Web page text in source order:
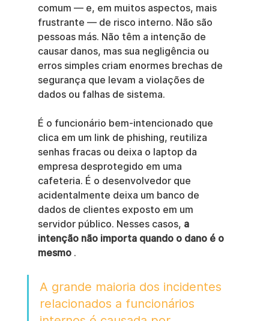
comum — e, em muitos aspectos, mais
frustrante — de risco interno. Não são
pessoas más. Não têm a intenção de
causar danos, mas sua negligência ou
erros simples criam enormes brechas de
segurança que levam a violações de
dados ou falhas de sistema.
É o funcionário bem-intencionado que
clica em um link de phishing, reutiliza
senhas fracas ou deixa o laptop da
empresa desprotegido em uma
cafeteria. É o desenvolvedor que
acidentalmente deixa um banco de
dados de clientes exposto em um
servidor público. Nesses casos, a
intenção não importa quando o dano é o
mesmo .
A grande maioria dos incidentes
relacionados a funcionários